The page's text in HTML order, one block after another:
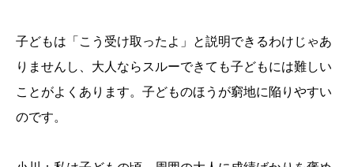
子どもは「こう受け取ったよ」と説明できるわけじゃあ
りませんし、大人ならスルーできても子どもには難しい
ことがよくあります。子どものほうが窮地に陥りやすい
のです。